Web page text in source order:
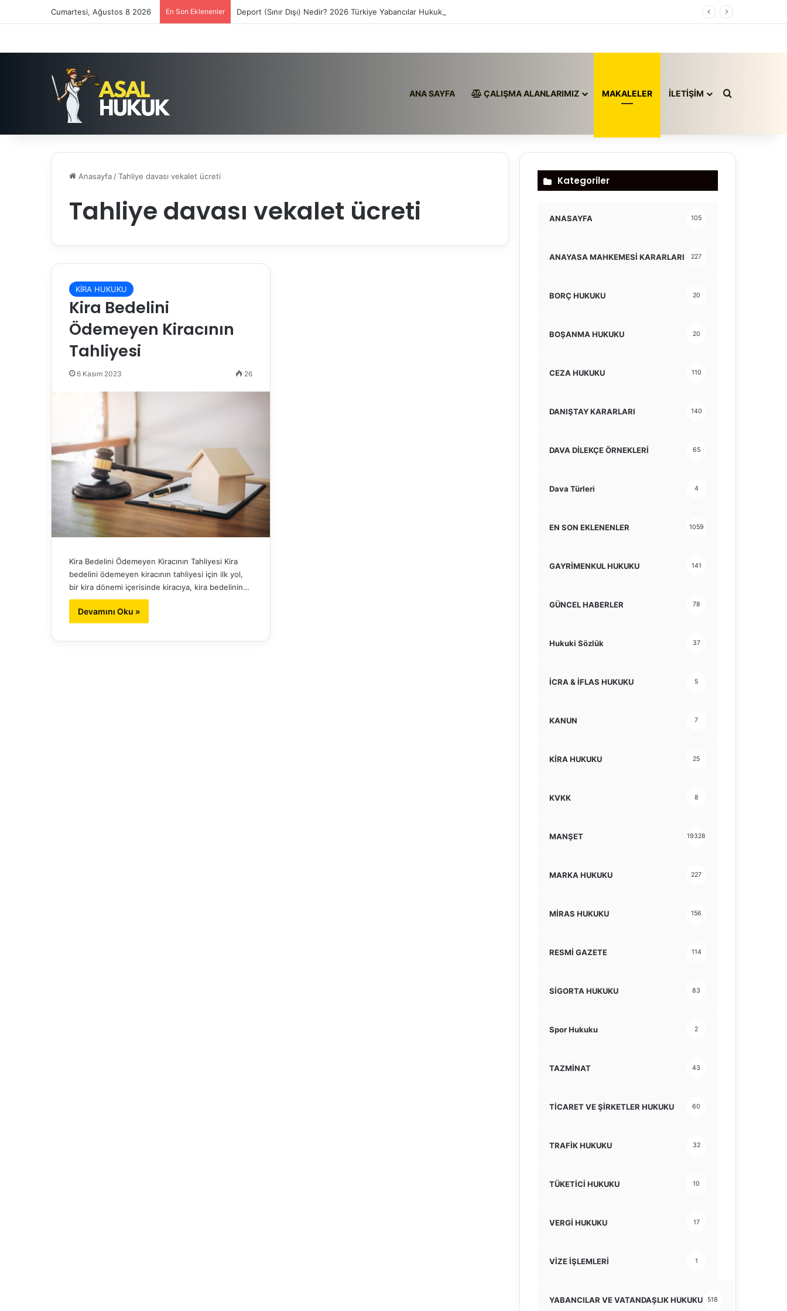
Cumartesi, Ağustos 8 2026 En Son Eklenenler Deport (Sınır Dışı) Nedir? 2026 Türkiye Yabancılar Hukuku
ANA SAYFA ÇALIŞMA ALANLARIMIZ MAKALELER İLETİŞİM Arama yap
Anasayfa /Tahliye davası vekalet ücreti
Tahliye davası vekalet ücreti
KİRA HUKUKU
Kira Bedelini
Ödemeyen Kiracının
Tahliyesi
6 Kasım 2023 26
Kira Bedelini Ödemeyen Kiracının Tahliyesi Kira
bedelini ödemeyen kiracının tahliyesi için ilk yol,
bir kira dönemi içerisinde kiracıya, kira bedelinin…
Devamını Oku »
Kategoriler
ANASAYFA 105
ANAYASA MAHKEMESİ KARARLARI 227
BORÇ HUKUKU 20
BOŞANMA HUKUKU 20
CEZA HUKUKU 110
DANIŞTAY KARARLARI 140
DAVA DİLEKÇE ÖRNEKLERİ 65
Dava Türleri 4
EN SON EKLENENLER 1059
GAYRİMENKUL HUKUKU 141
GÜNCEL HABERLER 78
Hukuki Sözlük 37
İCRA & İFLAS HUKUKU 5
KANUN 7
KİRA HUKUKU 25
KVKK 8
MANŞET 19328
MARKA HUKUKU 227
MİRAS HUKUKU 156
RESMİ GAZETE 114
SİGORTA HUKUKU 83
Spor Hukuku 2
TAZMİNAT 43
TİCARET VE ŞİRKETLER HUKUKU 60
TRAFİK HUKUKU 32
TÜKETİCİ HUKUKU 10
VERGİ HUKUKU 17
VİZE İŞLEMLERİ 1
YABANCILAR VE VATANDAŞLIK HUKUKU 518